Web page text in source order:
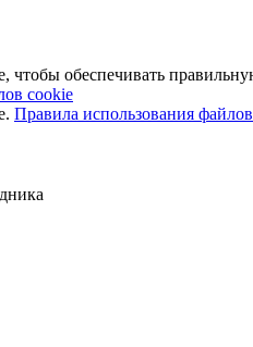
обеспечивать
cookie
Правила использования